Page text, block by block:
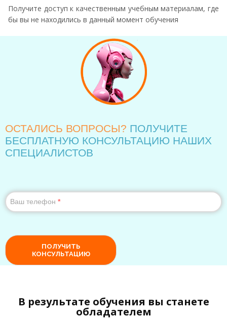
Получите доступ к качественным учебным материалам, где
бы вы не находились в данный момент обучения
В результате обучения вы станете
обладателем